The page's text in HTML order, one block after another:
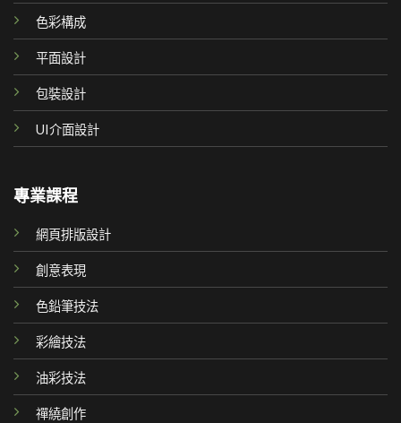
色彩構成
平面設計
包裝設計
UI介面設計
專業課程
網頁排版設計
創意表現
色鉛筆技法
彩繪技法
油彩技法
禪繞創作